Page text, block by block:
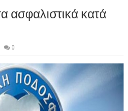
ασφαλιστικά κατά
0